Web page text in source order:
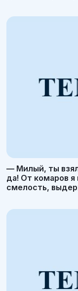
— Милый, ты
да! От комаров я
смелость,